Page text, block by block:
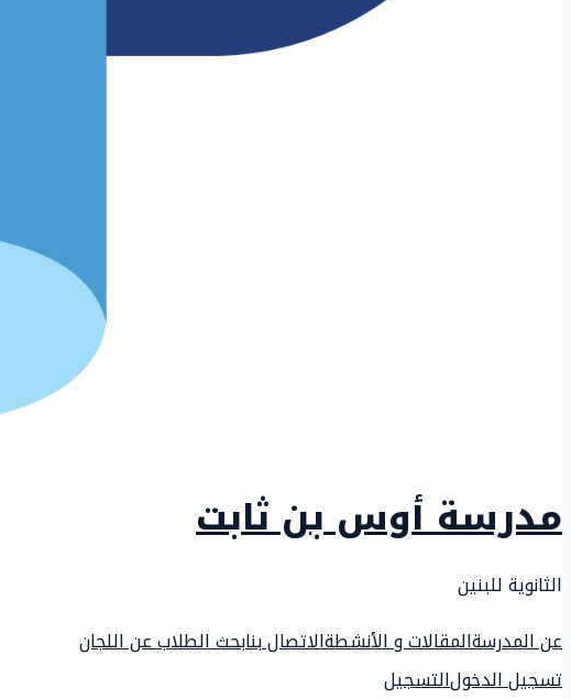
مدرسة أوس بن ثابت
الثانوية للبنين
عن المدرسةالمقالات و الأنشطةالاتصال بنابحث الطلاب عن اللجان
تسجيل الدخولالتسجيل